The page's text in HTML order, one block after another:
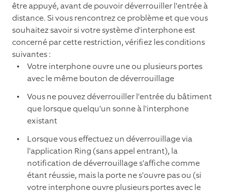
être appuyé, avant de pouvoir déverrouiller l'entrée à
distance. Si vous rencontrez ce problème et que vous
souhaitez savoir si votre système d'interphone est
concerné par cette restriction, vérifiez les conditions
suivantes :
Votre interphone ouvre une ou plusieurs portes
avec le même bouton de déverrouillage
Vous ne pouvez déverrouiller l'entrée du bâtiment
que lorsque quelqu'un sonne à l'interphone
existant
Lorsque vous effectuez un déverrouillage via
l'application Ring (sans appel entrant), la
notification de déverrouillage s'affiche comme
étant réussie, mais la porte ne s'ouvre pas ou (si
votre interphone ouvre plusieurs portes avec le